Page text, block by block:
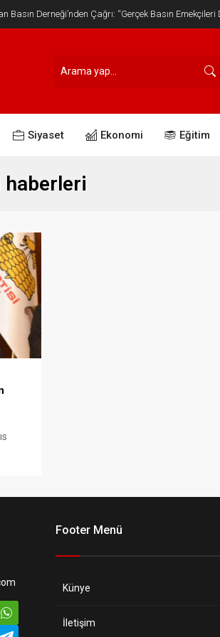
Basın Derneği’nden Çağrı: “Gerçek Basın Emekçileri
Siyaset Ekonomi Eğitim
Footer Menü
Künye
İletişim